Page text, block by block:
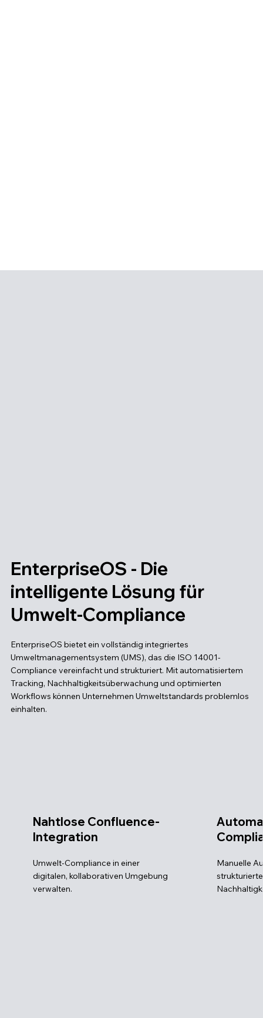
EnterpriseOS - Die
intelligente Lösung für
Umwelt-Compliance
EnterpriseOS bietet ein vollständig integriertes
Umweltmanagementsystem (UMS), das die ISO 14001-
Compliance vereinfacht und strukturiert. Mit automatisiertem
Tracking, Nachhaltigkeitsüberwachung und optimierten
Workflows können Unternehmen Umweltstandards problemlos
einhalten.
Nahtlose Confluence-
Integration
Umwelt-Compliance in einer
digitalen, kollaborativen Umgebung
verwalten.
Manuelle
strukturierte